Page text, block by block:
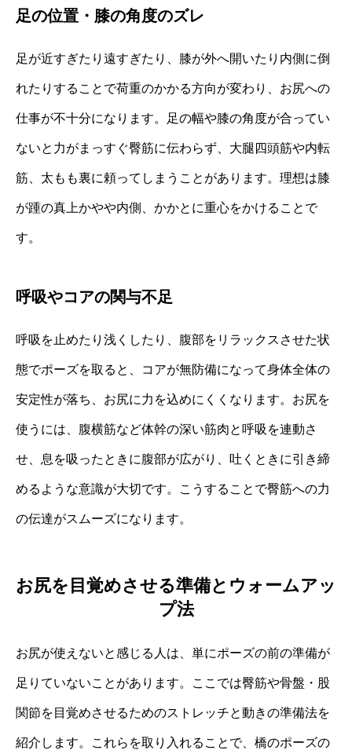
足の位置・膝の角度のズレ
足が近すぎたり遠すぎたり、膝が外へ開いたり内側に倒
れたりすることで荷重のかかる方向が変わり、お尻への
仕事が不十分になります。足の幅や膝の角度が合ってい
ないと力がまっすぐ臀筋に伝わらず、大腿四頭筋や内転
筋、太もも裏に頼ってしまうことがあります。理想は膝
が踵の真上かやや内側、かかとに重心をかけることで
す。
呼吸やコアの関与不足
呼吸を止めたり浅くしたり、腹部をリラックスさせた状
態でポーズを取ると、コアが無防備になって身体全体の
安定性が落ち、お尻に力を込めにくくなります。お尻を
使うには、腹横筋など体幹の深い筋肉と呼吸を連動さ
せ、息を吸ったときに腹部が広がり、吐くときに引き締
めるような意識が大切です。こうすることで臀筋への力
の伝達がスムーズになります。
お尻を目覚めさせる準備とウォームアッ
プ法
お尻が使えないと感じる人は、単にポーズの前の準備が
足りていないことがあります。ここでは臀筋や骨盤・股
関節を目覚めさせるためのストレッチと動きの準備法を
紹介します。これらを取り入れることで、橋のポーズの